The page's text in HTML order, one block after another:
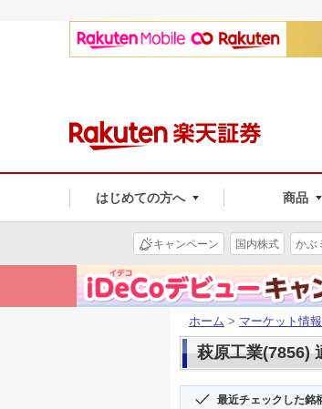
はじめての方へ 商品
キャンペーン 国内株式 かぶ
ホーム > マーケット情報
萩原工業(7856)
最近チェックした銘